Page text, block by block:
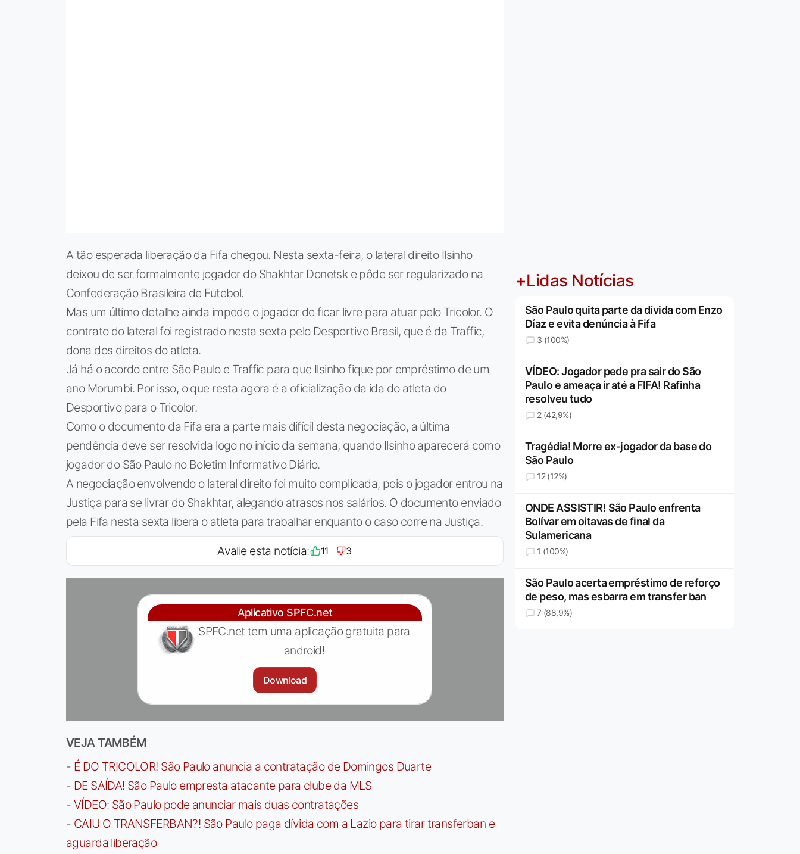
A tão esperada liberação da Fifa chegou. Nesta sexta-feira, o lateral direito Ilsinho
deixou de ser formalmente jogador do Shakhtar Donetsk e pôde ser regularizado na
Confederação Brasileira de Futebol.
Mas um último detalhe ainda impede o jogador de ficar livre para atuar pelo Tricolor. O
contrato do lateral foi registrado nesta sexta pelo Desportivo Brasil, que é da Traffic,
dona dos direitos do atleta.
Já há o acordo entre São Paulo e Traffic para que Ilsinho fique por empréstimo de um
ano Morumbi. Por isso, o que resta agora é a oficialização da ida do atleta do
Desportivo para o Tricolor.
Como o documento da Fifa era a parte mais difícil desta negociação, a última
pendência deve ser resolvida logo no início da semana, quando Ilsinho aparecerá como
jogador do São Paulo no Boletim Informativo Diário.
A negociação envolvendo o lateral direito foi muito complicada, pois o jogador entrou na
Justiça para se livrar do Shakhtar, alegando atrasos nos salários. O documento enviado
pela Fifa nesta sexta libera o atleta para trabalhar enquanto o caso corre na Justiça.
Avalie esta notícia: 11 3
Aplicativo SPFC.net
SPFC.net tem uma aplicação gratuita para
android!
Download
VEJA TAMBÉM
- É DO TRICOLOR! São Paulo anuncia a contratação de Domingos Duarte
- DE SAÍDA! São Paulo empresta atacante para clube da MLS
- VÍDEO: São Paulo pode anunciar mais duas contratações
- CAIU O TRANSFERBAN?! São Paulo paga dívida com a Lazio para tirar transferban e
aguarda liberação
+Lidas Notícias
São Paulo quita parte da dívida com Enzo
Díaz e evita denúncia à Fifa
3 (100%)
VÍDEO: Jogador pede pra sair do São
Paulo e ameaça ir até a FIFA! Rafinha
resolveu tudo
2 (42,9%)
Tragédia! Morre ex-jogador da base do
São Paulo
12 (12%)
ONDE ASSISTIR! São Paulo enfrenta
Bolívar em oitavas de final da
Sulamericana
1 (100%)
São Paulo acerta empréstimo de reforço
de peso, mas esbarra em transfer ban
7 (88,9%)